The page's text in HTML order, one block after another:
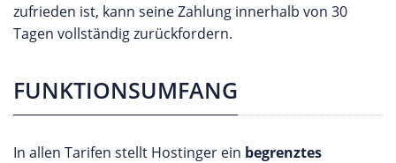
zufrieden ist, kann seine Zahlung innerhalb von 30
Tagen vollständig zurückfordern.
FUNKTIONSUMFANG
In allen Tarifen stellt Hostinger ein begrenztes